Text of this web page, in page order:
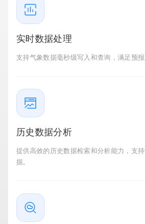
实时数据处理
支持气象数据毫秒级写入和查询，满足预报
历史数据分析
提供高效的历史数据检索和分析能力，支
掘。